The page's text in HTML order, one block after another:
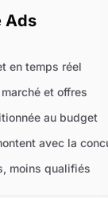
Ads
en temps réel
et offres
au budget
avec la
moins qualifiés